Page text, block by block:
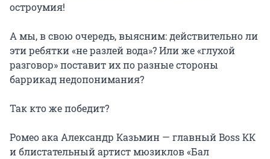
остроумия!
А мы, в свою очередь, выясним: действительно ли
эти ребятки «не разлей вода»? Или же «глухой
разговор» поставит их по разные стороны
баррикад недопонимания?
Так кто же победит?
Ромео ака Александр Казьмин — главный Boss КК
и блистательный артист мюзиклов «Бал